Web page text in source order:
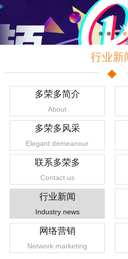
行业新
多荣多简介
About
多荣多风采
Elegant demeanour
联系多荣多
Contact us
行业新闻
Industry news
网络营销
Network marketing